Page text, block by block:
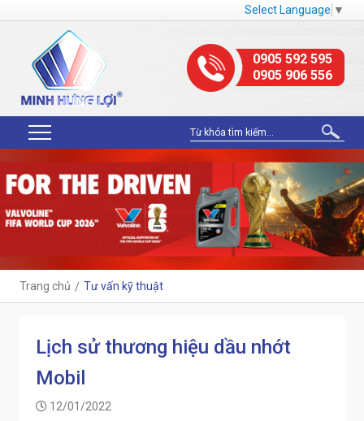
Select Language ▼
0905 592 595
0905 906 556
Trang chủ Tư vấn kỹ thuật
Lịch sử thương hiệu dầu nhớt
Mobil
12/01/2022